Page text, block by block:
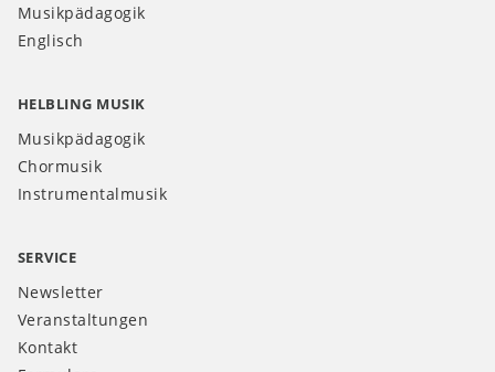
Musikpädagogik
Englisch
HELBLING MUSIK
Musikpädagogik
Chormusik
Instrumentalmusik
SERVICE
Newsletter
Veranstaltungen
Kontakt